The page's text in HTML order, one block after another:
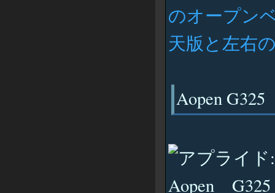
のオープン
天版と左右
Aopen G325